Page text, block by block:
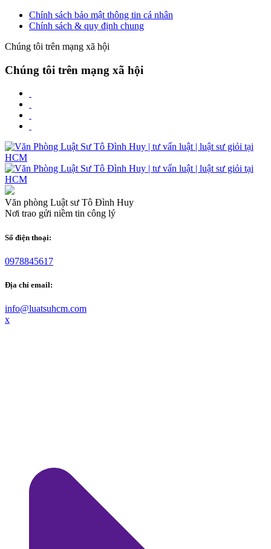
Chính sách bảo mật thông tin cá nhân
Chính sách & quy định chung
Chúng tôi trên mạng xã hội
Chúng tôi trên mạng xã hội
Văn phòng Luật sư Tô Đình Huy
Nơi trao gửi niềm tin công lý
Số điện thoại:
0978845617
Địa chỉ email:
info@luatsuhcm.com
x